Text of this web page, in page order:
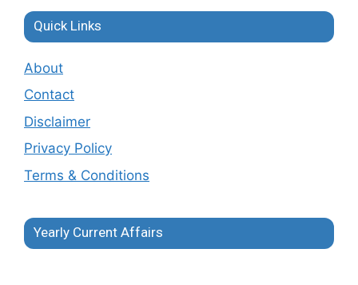
Quick Links
About
Contact
Disclaimer
Privacy Policy
Terms & Conditions
Yearly Current Affairs